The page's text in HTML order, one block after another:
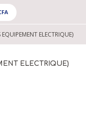
ELECTRIQUE)
ELECTRIQUE)